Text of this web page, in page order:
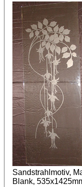
Blank,